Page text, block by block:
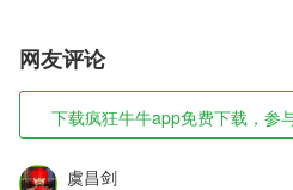
网友评论
下载疯狂牛牛app免费下载，参
虞昌剑